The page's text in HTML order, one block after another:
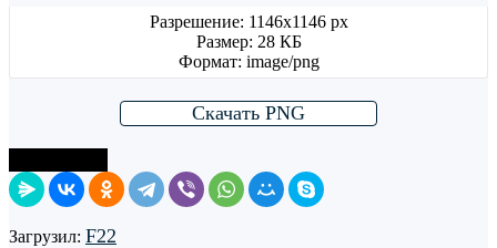
Разрешение: 1146x1146 px
Размер: 28 КБ
Формат: image/png
Скачать PNG
Загрузил: F22